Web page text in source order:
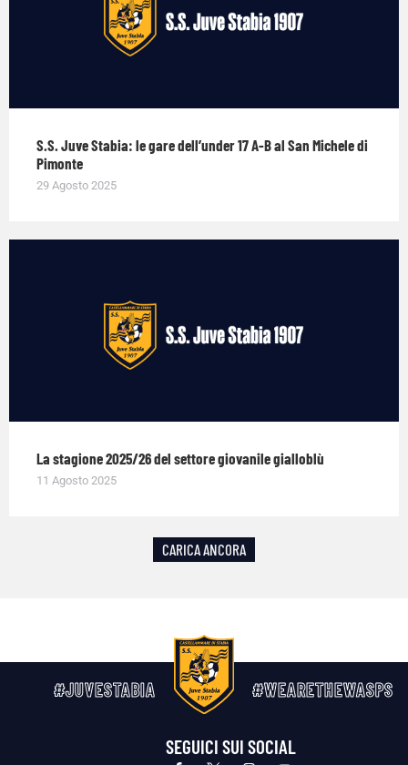
S.S. Juve Stabia: le gare dell’under 17 A-B al San Michele di
Pimonte
29 Agosto 2025
La stagione 2025/26 del settore giovanile gialloblù
11 Agosto 2025
CARICA ANCORA
#JUVESTABIA #WEARETHEWASPS
SEGUICI SUI SOCIAL